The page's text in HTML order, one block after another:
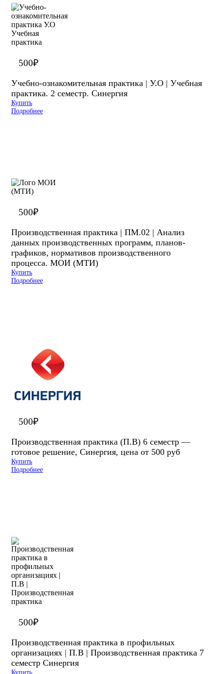
500₽
Учебно-ознакомительная практика | У.О | Учебная
практика. 2 семестр. Синергия
Купить
Подробнее
500₽
Производственная практика | ПМ.02 | Анализ
данных производственных программ, планов-
графиков, нормативов производственного
процесса. МОИ (МТИ)
Купить
Подробнее
500₽
Производственная практика (П.В) 6 семестр —
готовое решение, Синергия, цена от 500 руб
Купить
Подробнее
500₽
Производственная практика в профильных
организациях | П.В | Производственная практика 7
семестр Синергия
Купить